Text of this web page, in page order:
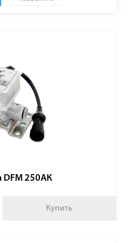
DFM 250АК
Купить